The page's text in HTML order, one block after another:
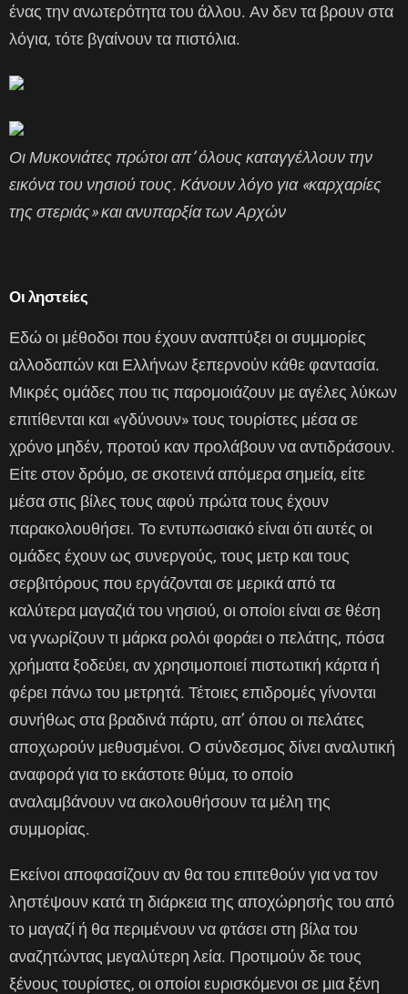
ένας την ανωτερότητα του άλλου. Αν δεν τα βρουν στα
λόγια, τότε βγαίνουν τα πιστόλια.
Οι Μυκονιάτες πρώτοι απ’ όλους καταγγέλλουν την
εικόνα του νησιού τους. Κάνουν λόγο για «καρχαρίες
της στεριάς» και ανυπαρξία των Αρχών
Οι ληστείες
Εδώ οι μέθοδοι που έχουν αναπτύξει οι συμμορίες
αλλοδαπών και Ελλήνων ξεπερνούν κάθε φαντασία.
Μικρές ομάδες που τις παρομοιάζουν με αγέλες λύκων
επιτίθενται και «γδύνουν» τους τουρίστες μέσα σε
χρόνο μηδέν, προτού καν προλάβουν να αντιδράσουν.
Είτε στον δρόμο, σε σκοτεινά απόμερα σημεία, είτε
μέσα στις βίλες τους αφού πρώτα τους έχουν
παρακολουθήσει. Το εντυπωσιακό είναι ότι αυτές οι
ομάδες έχουν ως συνεργούς, τους μετρ και τους
σερβιτόρους που εργάζονται σε μερικά από τα
καλύτερα μαγαζιά του νησιού, οι οποίοι είναι σε θέση
να γνωρίζουν τι μάρκα ρολόι φοράει ο πελάτης, πόσα
χρήματα ξοδεύει, αν χρησιμοποιεί πιστωτική κάρτα ή
φέρει πάνω του μετρητά. Τέτοιες επιδρομές γίνονται
συνήθως στα βραδινά πάρτυ, απ’ όπου οι πελάτες
αποχωρούν μεθυσμένοι. Ο σύνδεσμος δίνει αναλυτική
αναφορά για το εκάστοτε θύμα, το οποίο
αναλαμβάνουν να ακολουθήσουν τα μέλη της
συμμορίας.
Εκείνοι αποφασίζουν αν θα του επιτεθούν για να τον
ληστέψουν κατά τη διάρκεια της αποχώρησής του από
το μαγαζί ή θα περιμένουν να φτάσει στη βίλα του
αναζητώντας μεγαλύτερη λεία. Προτιμούν δε τους
ξένους τουρίστες, οι οποίοι ευρισκόμενοι σε μια ξένη